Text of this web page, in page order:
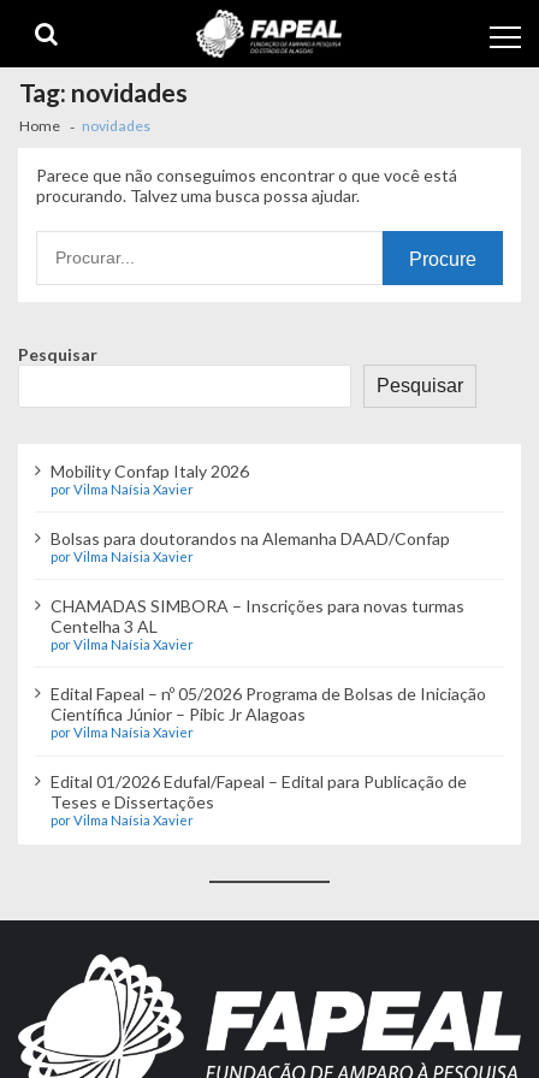
navigation
content
Tag: novidades
Home novidades
Parece que não conseguimos encontrar o que você está
procurando. Talvez uma busca possa ajudar.
por:
Pesquisar
Pesquisar
Mobility Confap Italy 2026
por Vilma Naísia Xavier
Bolsas para doutorandos na Alemanha DAAD/Confap
por Vilma Naísia Xavier
CHAMADAS SIMBORA – Inscrições para novas turmas
Centelha 3 AL
por Vilma Naísia Xavier
Edital Fapeal – nº 05/2026 Programa de Bolsas de Iniciação
Científica Júnior – Pibic Jr Alagoas
por Vilma Naísia Xavier
Edital 01/2026 Edufal/Fapeal – Edital para Publicação de
Teses e Dissertações
por Vilma Naísia Xavier